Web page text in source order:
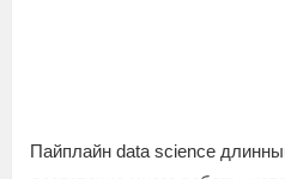
Пайплайн data science